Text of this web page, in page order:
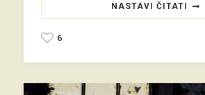
NASTAVI ČITATI
6